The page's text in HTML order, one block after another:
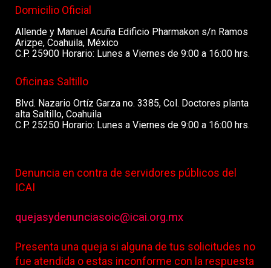
Domicilio Oficial
Allende y Manuel Acuña Edificio Pharmakon s/n Ramos
Arizpe, Coahuila, México
C.P. 25900 Horario: Lunes a Viernes de 9:00 a 16:00 hrs.
Oficinas Saltillo
Blvd. Nazario Ortíz Garza no. 3385, Col. Doctores planta
alta Saltillo, Coahuila
C.P. 25250 Horario: Lunes a Viernes de 9:00 a 16:00 hrs.
Denuncia en contra de servidores públicos del
ICAI
quejasydenunciasoic@icai.org.mx
Presenta una queja si alguna de tus solicitudes no
fue atendida o estas inconforme con la respuesta